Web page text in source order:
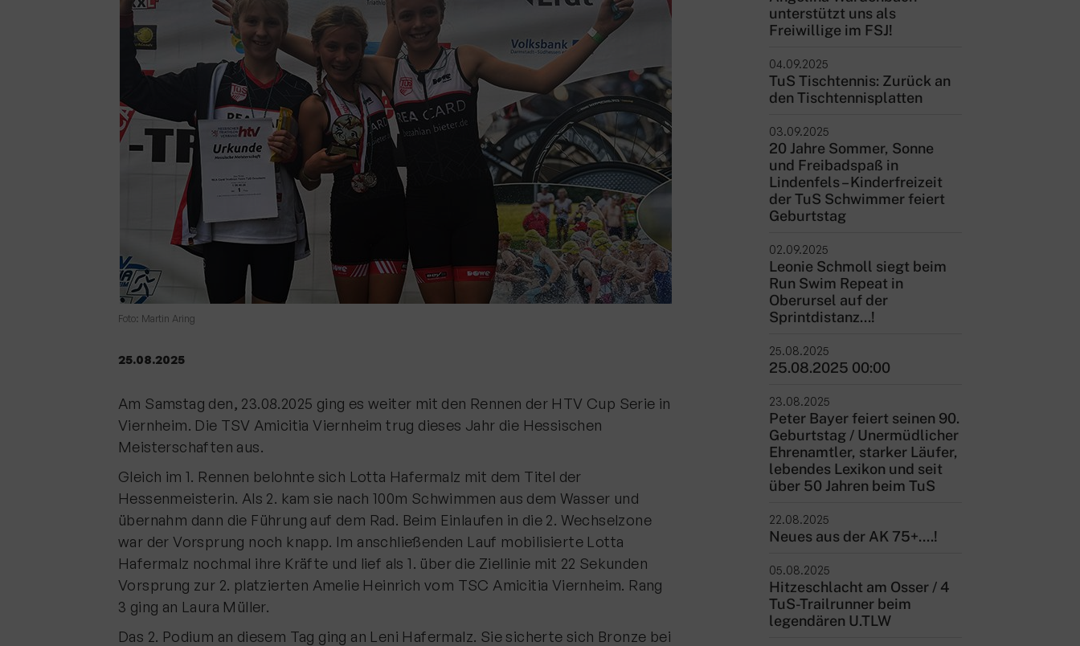
Foto: Martin Aring
25.08.2025
Am Samstag den, 23.08.2025 ging es weiter mit den Rennen der HTV Cup Serie in
Viernheim. Die TSV Amicitia Viernheim trug dieses Jahr die Hessischen
Meisterschaften aus.
Gleich im 1. Rennen belohnte sich Lotta Hafermalz mit dem Titel der
Hessenmeisterin. Als 2. kam sie nach 100m Schwimmen aus dem Wasser und
übernahm dann die Führung auf dem Rad. Beim Einlaufen in die 2. Wechselzone
war der Vorsprung noch knapp. Im anschließenden Lauf mobilisierte Lotta
Hafermalz nochmal ihre Kräfte und lief als 1. über die Ziellinie mit 22 Sekunden
Vorsprung zur 2. platzierten Amelie Heinrich vom TSC Amicitia Viernheim. Rang
3 ging an Laura Müller.
Das 2. Podium an diesem Tag ging an Leni Hafermalz. Sie sicherte sich Bronze bei
unterstützt uns als
Freiwillige im FSJ!
04.09.2025
TuS Tischtennis: Zurück an
den Tischtennisplatten
03.09.2025
20 Jahre Sommer, Sonne
und Freibadspaß in
Lindenfels – Kinderfreizeit
der TuS Schwimmer feiert
Geburtstag
02.09.2025
Leonie Schmoll siegt beim
Run Swim Repeat in
Oberursel auf der
Sprintdistanz...!
25.08.2025
25.08.2025 00:00
23.08.2025
Peter Bayer feiert seinen 90.
Geburtstag / Unermüdlicher
Ehrenamtler, starker Läufer,
lebendes Lexikon und seit
über 50 Jahren beim TuS
22.08.2025
Neues aus der AK 75+....!
05.08.2025
Hitzeschlacht am Osser / 4
TuS-Trailrunner beim
legendären U.TLW
Sportangebote finden
Unser Sportangebot
Sportsuche
Deutsches Sportabzeichen
Mitglieder-Service
Downloads
Alles zur Mitgliedschaft
Fragen & Antworten
Vereinsapp
Vereinsshop
Jahnstraße 20
+49 6155 6 18 19
verwaltung@tusgriesheim.de
Deine Ansprechpartner